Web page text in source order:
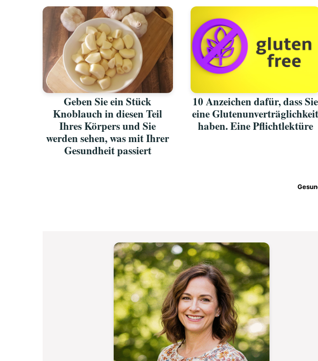
Geben Sie ein Stück
Knoblauch in diesen Teil
Ihres Körpers und Sie
werden sehen, was mit Ihrer
Gesundheit passiert
10 Anzeichen dafür, dass Sie
eine Glutenunverträglichkeit
haben. Eine Pflichtlektüre